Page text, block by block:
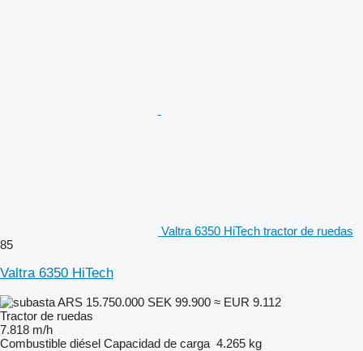
Valtra 6350 HiTech tractor de ruedas
85
Valtra 6350 HiTech
ARS 15.750.000 SEK 99.900 ≈ EUR 9.112
Tractor de ruedas
7.818 m/h
Combustible diésel Capacidad de carga 4.265 kg